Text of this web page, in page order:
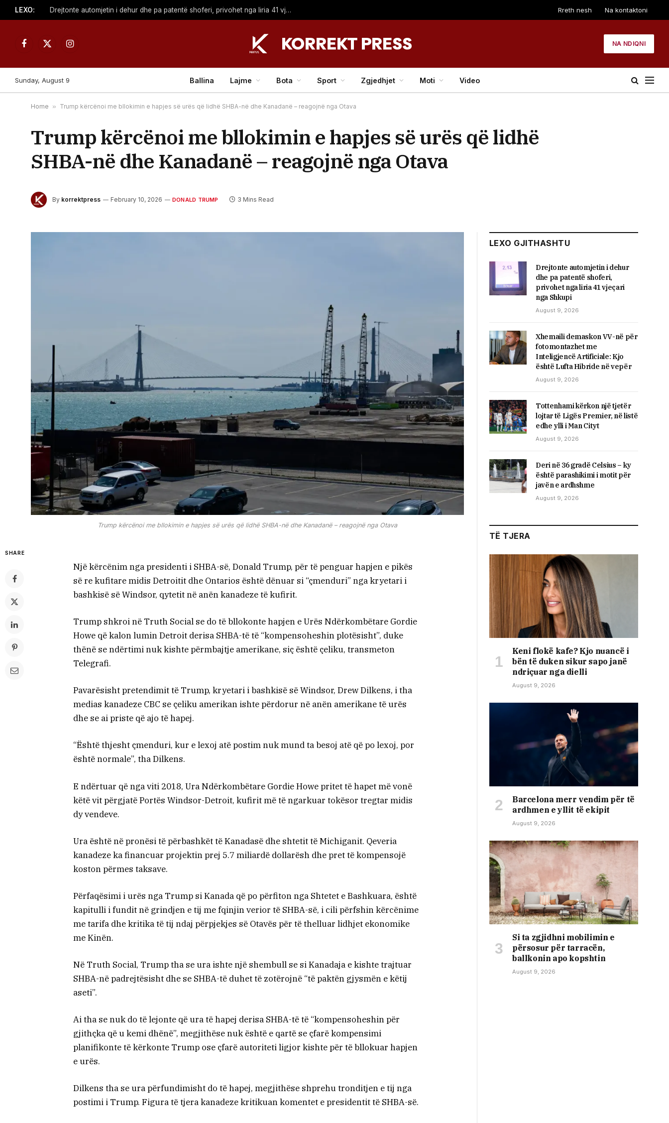
LEXO: Drejtonte automjetin i dehur dhe pa patentë shoferi, privohet nga liria 41 vjeçari nga Shkupi Rreth nesh Na kontaktoni
Facebook
X
Instagram
NA NDIQNI
Sunday, August 9 Ballina Lajme Bota Sport Zgjedhjet Moti Video
Home » Trump kërcënoi me bllokimin e hapjes së urës që lidhë SHBA-në dhe Kanadanë – reagojnë nga Otava
Trump kërcënoi me bllokimin e hapjes së urës që lidhë
SHBA-në dhe Kanadanë – reagojnë nga Otava
By korrektpress February 10, 2026 DONALD TRUMP 3 Mins Read
Trump kërcënoi me bllokimin e hapjes së urës që lidhë SHBA-në dhe Kanadanë – reagojnë nga Otava
SHARE
Një kërcënim nga presidenti i SHBA-së, Donald Trump, për të penguar hapjen e pikës
së re kufitare midis Detroitit dhe Ontarios është dënuar si “çmenduri” nga kryetari i
bashkisë së Windsor, qytetit në anën kanadeze të kufirit.
Trump shkroi në Truth Social se do të bllokonte hapjen e Urës Ndërkombëtare Gordie
Howe që kalon lumin Detroit derisa SHBA-të të “kompensoheshin plotësisht”, duke
thënë se ndërtimi nuk kishte përmbajtje amerikane, siç është çeliku, transmeton
Telegrafi.
Pavarësisht pretendimit të Trump, kryetari i bashkisë së Windsor, Drew Dilkens, i tha
medias kanadeze CBC se çeliku amerikan ishte përdorur në anën amerikane të urës
dhe se ai priste që ajo të hapej.
“Është thjesht çmenduri, kur e lexoj atë postim nuk mund ta besoj atë që po lexoj, por
është normale”, tha Dilkens.
E ndërtuar që nga viti 2018, Ura Ndërkombëtare Gordie Howe pritet të hapet më vonë
këtë vit përgjatë Portës Windsor-Detroit, kufirit më të ngarkuar tokësor tregtar midis
dy vendeve.
Ura është në pronësi të përbashkët të Kanadasë dhe shtetit të Michiganit. Qeveria
kanadeze ka financuar projektin prej 5.7 miliardë dollarësh dhe pret të kompensojë
koston përmes taksave.
Përfaqësimi i urës nga Trump si Kanada që po përfiton nga Shtetet e Bashkuara, është
kapitulli i fundit në grindjen e tij me fqinjin verior të SHBA-së, i cili përfshin kërcënime
me tarifa dhe kritika të tij ndaj përpjekjes së Otavës për të thelluar lidhjet ekonomike
me Kinën.
Në Truth Social, Trump tha se ura ishte një shembull se si Kanadaja e kishte trajtuar
SHBA-në padrejtësisht dhe se SHBA-të duhet të zotërojnë “të paktën gjysmën e këtij
aseti”.
Ai tha se nuk do të lejonte që ura të hapej derisa SHBA-të të “kompensoheshin për
gjithçka që u kemi dhënë”, megjithëse nuk është e qartë se çfarë kompensimi
planifikonte të kërkonte Trump ose çfarë autoriteti ligjor kishte për të bllokuar hapjen
e urës.
Dilkens tha se ura përfundimisht do të hapej, megjithëse shprehu tronditjen e tij nga
postimi i Trump. Figura të tjera kanadeze kritikuan komentet e presidentit të SHBA-së.
LEXO GJITHASHTU
Drejtonte automjetin i dehur
dhe pa patentë shoferi,
privohet nga liria 41 vjeçari
nga Shkupi
August 9, 2026
Xhemaili demaskon VV-në për
fotomontazhet me
Inteligjencë Artificiale: Kjo
është Lufta Hibride në vepër
August 9, 2026
Tottenhami kërkon një tjetër
lojtar të Ligës Premier, në listë
edhe ylli i Man Cityt
August 9, 2026
Deri në 36 gradë Celsius – ky
është parashikimi i motit për
javën e ardhshme
August 9, 2026
TË TJERA
Keni flokë kafe? Kjo nuancë i
bën të duken sikur sapo janë
ndriçuar nga dielli
August 9, 2026
Barcelona merr vendim për të
ardhmen e yllit të ekipit
August 9, 2026
Si ta zgjidhni mobilimin e
përsosur për tarracën,
ballkonin apo kopshtin
August 9, 2026